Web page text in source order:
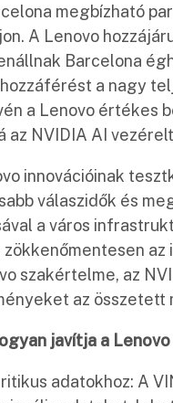
megbízható
A Lenovo
Barcelona
a nagy
a Lenovo értékes
az NVIDIA AI
innovációinak
válaszidők és
a város
szakértelme, az
az
javítja a
adatokhoz: A